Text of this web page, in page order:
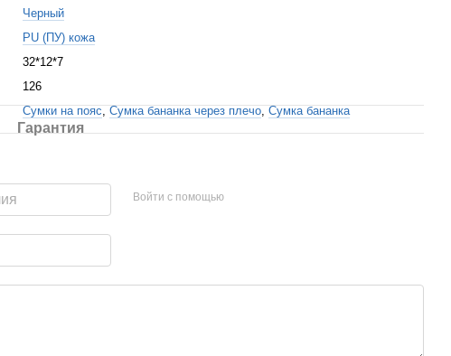
Черный
PU (ПУ) кожа
32*12*7
126
Сумки на пояс, Сумка бананка через плечо, Сумка бананка
Гарантия
Войти с помощью